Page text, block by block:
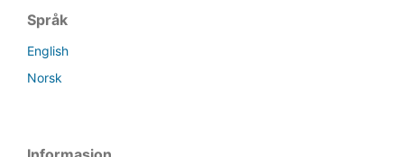
Språk
English
Norsk